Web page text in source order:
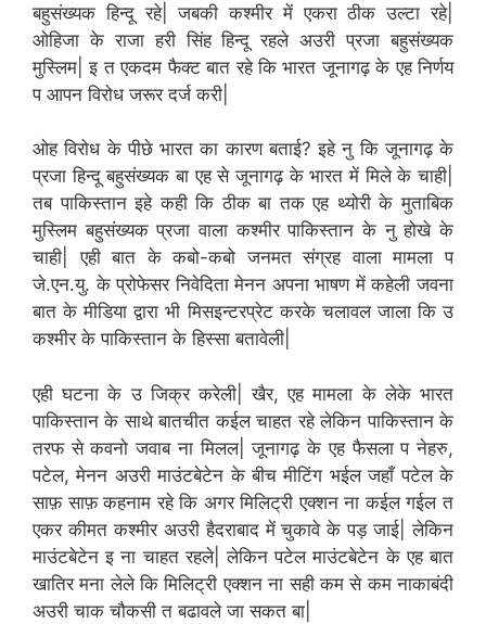
बहुसंख्यक हिन्दू रहे| जबकी कश्मीर में एकरा ठीक उल्टा रहे|
ओहिजा के राजा हरी सिंह हिन्दू रहले अउरी प्रजा बहुसंख्यक
मुस्लिम| इ त एकदम फैक्ट बात रहे कि भारत जूनागढ़ के एह निर्णय
प आपन विरोध जरूर दर्ज करी|
ओह विरोध के पीछे भारत का कारण बताई? इहे नु कि जूनागढ़ के
प्रजा हिन्दू बहुसंख्यक बा एह से जूनागढ़ के भारत में मिले के चाही|
तब पाकिस्तान इहे कही कि ठीक बा तक एह थ्योरी के मुताबिक
मुस्लिम बहुसंख्यक प्रजा वाला कश्मीर पाकिस्तान के नु होखे के
चाही| एही बात के कबो-कबो जनमत संग्रह वाला मामला प
जे.एन.यु. के प्रोफेसर निवेदिता मेनन अपना भाषण में कहेली जवना
बात के मीडिया द्वारा भी मिसइन्टरप्रेट करके चलावल जाला कि उ
कश्मीर के पाकिस्तान के हिस्सा बतावेली|
एही घटना के उ जिक्र करेली| खैर, एह मामला के लेके भारत
पाकिस्तान के साथे बातचीत कईल चाहत रहे लेकिन पाकिस्तान के
तरफ से कवनो जवाब ना मिलल| जूनागढ़ के एह फैसला प नेहरु,
पटेल, मेनन अउरी माउंटबेटेन के बीच मीटिंग भईल जहाँ पटेल के
साफ़ साफ़ कहनाम रहे कि अगर मिलिट्री एक्शन ना कईल गईल त
एकर कीमत कश्मीर अउरी हैदराबाद में चुकावे के पड़ जाई| लेकिन
माउंटबेटेन इ ना चाहत रहले| लेकिन पटेल माउंटबेटेन के एह बात
खातिर मना लेले कि मिलिट्री एक्शन ना सही कम से कम नाकाबंदी
अउरी चाक चौकसी त बढावले जा सकत बा|